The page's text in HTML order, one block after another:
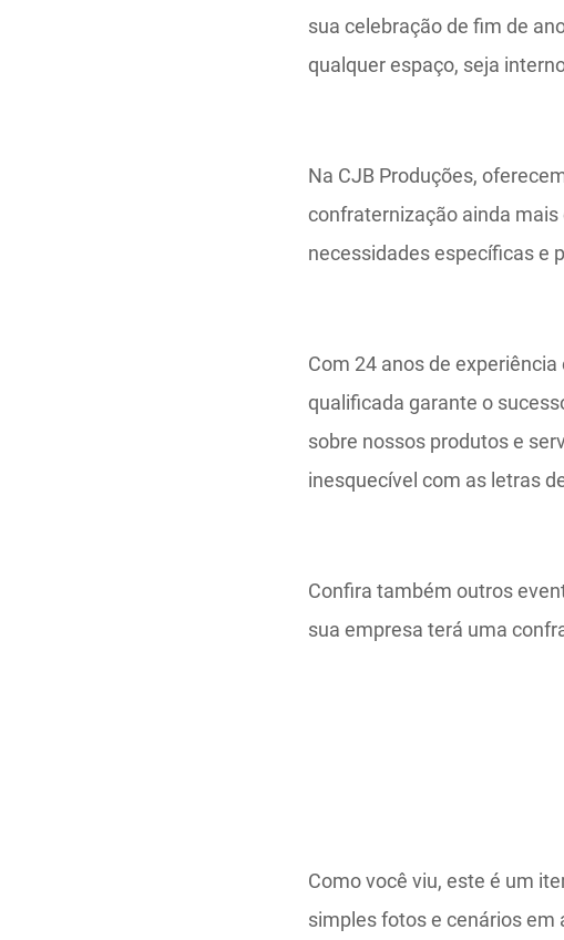
sua celebração de fim de
qualquer espaço, seja
Na CJB Produções,
confraternização ainda
necessidades específicas e
Com 24 anos de
qualificada garante o
sobre nossos produtos e
inesquecível com as letras
Confira também outros
sua empresa terá uma
Como você viu, este é um
simples fotos e cenários em